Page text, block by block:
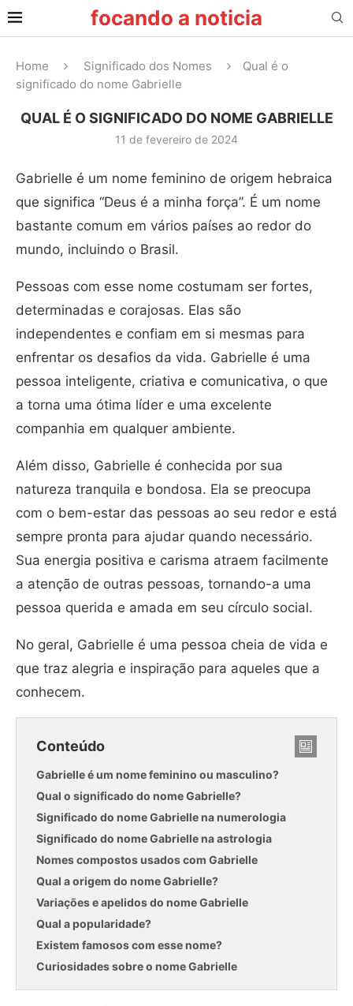
focando a noticia
Home Significado dos Nomes
Qual é o
significado do nome Gabrielle
QUAL É O SIGNIFICADO DO NOME GABRIELLE
11 de fevereiro de 2024
Gabrielle é um nome feminino de origem hebraica
que significa “Deus é a minha força”. É um nome
bastante comum em vários países ao redor do
mundo, incluindo o Brasil.
Pessoas com esse nome costumam ser fortes,
determinadas e corajosas. Elas são
independentes e confiam em si mesmas para
enfrentar os desafios da vida. Gabrielle é uma
pessoa inteligente, criativa e comunicativa, o que
a torna uma ótima líder e uma excelente
companhia em qualquer ambiente.
Além disso, Gabrielle é conhecida por sua
natureza tranquila e bondosa. Ela se preocupa
com o bem-estar das pessoas ao seu redor e está
sempre pronta para ajudar quando necessário.
Sua energia positiva e carisma atraem facilmente
a atenção de outras pessoas, tornando-a uma
pessoa querida e amada em seu círculo social.
No geral, Gabrielle é uma pessoa cheia de vida e
que traz alegria e inspiração para aqueles que a
conhecem.
Conteúdo
Gabrielle é um nome feminino ou masculino?
Qual o significado do nome Gabrielle?
Significado do nome Gabrielle na numerologia
Significado do nome Gabrielle na astrologia
Nomes compostos usados com Gabrielle
Qual a origem do nome Gabrielle?
Variações e apelidos do nome Gabrielle
Qual a popularidade?
Existem famosos com esse nome?
Curiosidades sobre o nome Gabrielle